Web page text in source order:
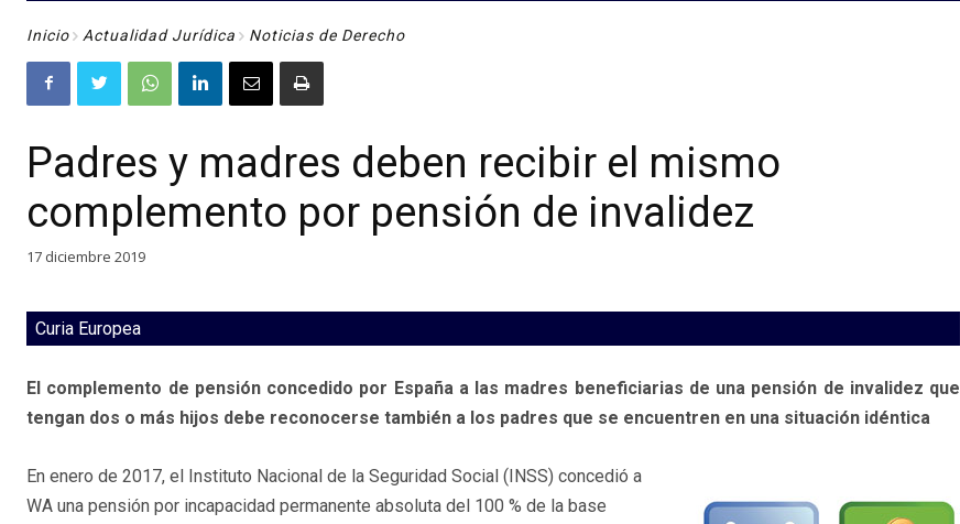
Inicio Actualidad Jurídica Noticias de Derecho
Padres y madres deben recibir el mismo
complemento por pensión de invalidez
17 diciembre 2019
Curia Europea
El complemento de pensión concedido por España a las madres beneficiarias de una pensión de invalidez que
tengan dos o más hijos debe reconocerse también a los padres que se encuentren en una situación idéntica
En enero de 2017, el Instituto Nacional de la Seguridad Social (INSS) concedió a
WA una pensión por incapacidad permanente absoluta del 100 % de la base